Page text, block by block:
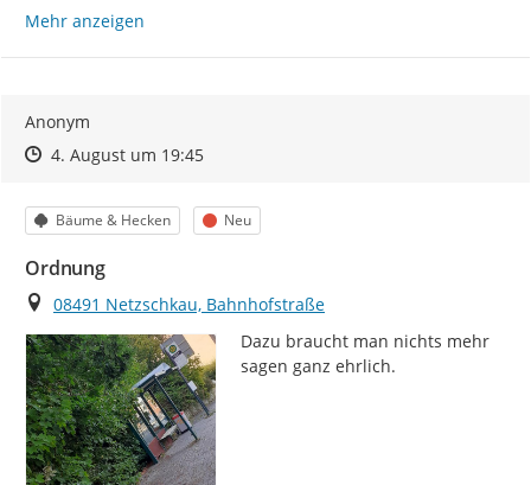
Mehr anzeigen
Anonym
Zeitpunkt des Erstellens
Zeitpunkt des Erstellens
4. August um 19:45Zur Äußerung
Kategorie
Bäume & Hecken Status
Neu
Ordnung
Ort
08491 Netzschkau, Bahnhofstraße
Dazu braucht man nichts mehr
sagen ganz ehrlich.